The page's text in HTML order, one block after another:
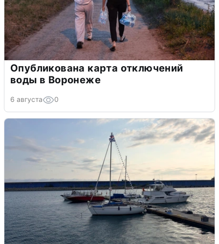
Опубликована карта отключений
воды в Воронеже
6 августа 0